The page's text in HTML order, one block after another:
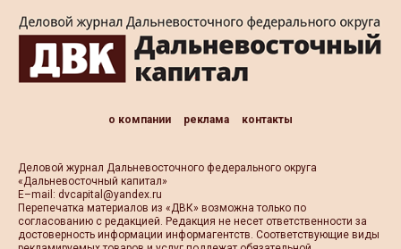
о компании реклама контакты
Деловой журнал Дальневосточного федерального округа
«Дальневосточный капитал»
Е–mail: dvcapital@yandex.ru
Перепечатка материалов из «ДВК» возможна только по
согласованию с редакцией. Редакция не несет ответственности за
достоверность информации информагентств. Соответствующие виды